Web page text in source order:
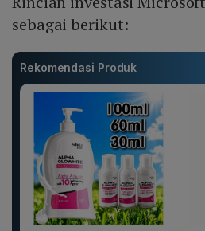
sebagai berikut:
Rekomendasi Produk